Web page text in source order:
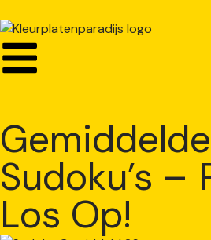
Gemiddelde
Sudoku’s –
Los Op!